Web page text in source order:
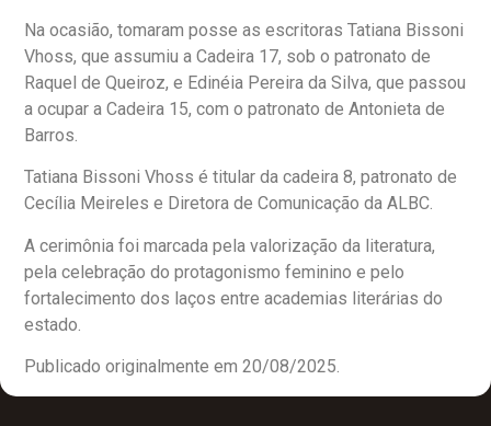
Na ocasião, tomaram posse as escritoras Tatiana Bissoni
Vhoss, que assumiu a Cadeira 17, sob o patronato de
Raquel de Queiroz, e Edinéia Pereira da Silva, que passou
a ocupar a Cadeira 15, com o patronato de Antonieta de
Barros.
Tatiana Bissoni Vhoss é titular da cadeira 8, patronato de
Cecília Meireles e Diretora de Comunicação da ALBC.
A cerimônia foi marcada pela valorização da literatura,
pela celebração do protagonismo feminino e pelo
fortalecimento dos laços entre academias literárias do
estado.
Publicado originalmente em 20/08/2025.